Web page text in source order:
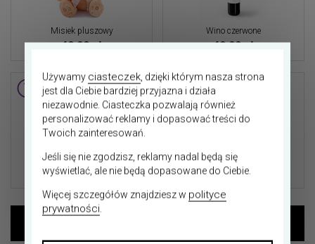
Misiek pluszowy
40,00 zł
Wino czerwone
49,00 zł
Wino białe
49,00 zł
Więcej
Używamy ciasteczek , dzięki którym nasza strona
jest dla Ciebie bardziej przyjazna i działa
niezawodnie. Ciasteczka pozwalają również
personalizować reklamy i dopasować treści do
Twoich zainteresowań.
Jeśli się nie zgodzisz, reklamy nadal będą się
wyświetlać, ale nie będą dopasowane do Ciebie.
Więcej szczegółów znajdziesz w polityce
prywatności